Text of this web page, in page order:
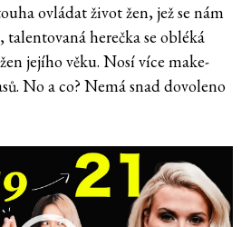
ovládat život žen, jež se nám
herečka se obléká
jejího věku. Nosí více make-
No a co? Nemá snad dovoleno